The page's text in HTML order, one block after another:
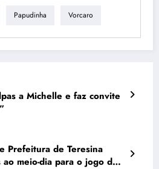
Papudinha Vorcaro
a Michelle e faz convite
Prefeitura de Teresina
meio-dia para o jogo do